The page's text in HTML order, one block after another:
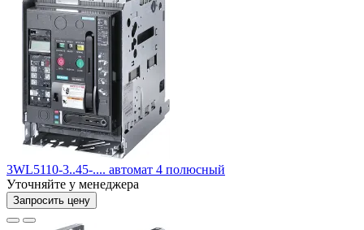
3WL5110-3..45-.... автомат 4 полюсный
Уточняйте у менеджера
Запросить цену